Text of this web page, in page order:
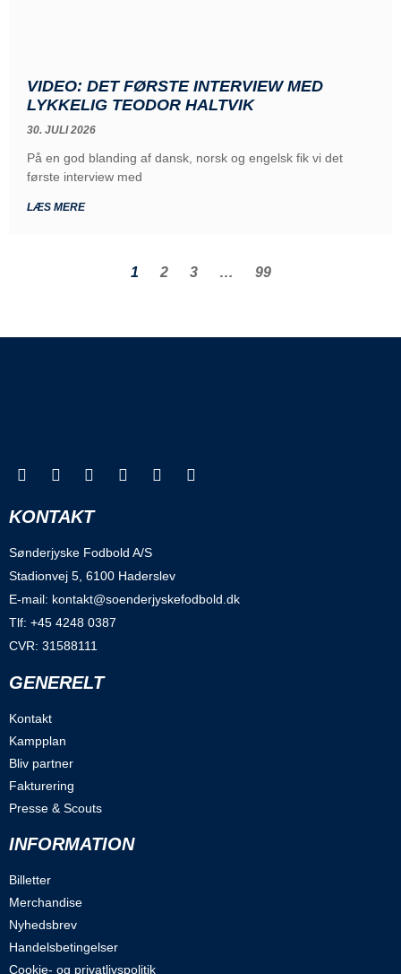
VIDEO: DET FØRSTE INTERVIEW MED
LYKKELIG TEODOR HALTVIK
30. JULI 2026
På en god blanding af dansk, norsk og engelsk fik vi det
første interview med
LÆS MERE
1 2 3 … 99
KONTAKT
Sønderjyske Fodbold A/S
Stadionvej 5, 6100 Haderslev
E-mail: kontakt@soenderjyskefodbold.dk
Tlf: +45 4248 0387
CVR: 31588111
GENERELT
Kontakt
Kampplan
Bliv partner
Fakturering
Presse & Scouts
INFORMATION
Billetter
Merchandise
Nyhedsbrev
Handelsbetingelser
Cookie- og privatlivspolitik